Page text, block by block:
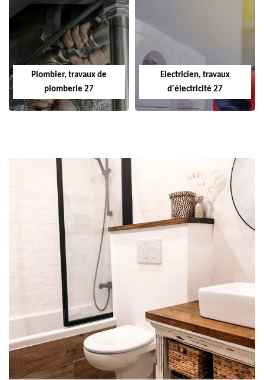
Plombier, travaux de
plomberie 27
Electricien, travaux
d'électricité 27